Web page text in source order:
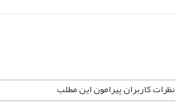
نظرات کاربران پیرامون این مطلب